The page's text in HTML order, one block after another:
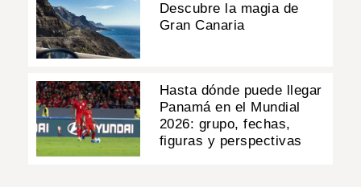
Descubre la magia de
Gran Canaria
Hasta dónde puede llegar
Panamá en el Mundial
2026: grupo, fechas,
figuras y perspectivas